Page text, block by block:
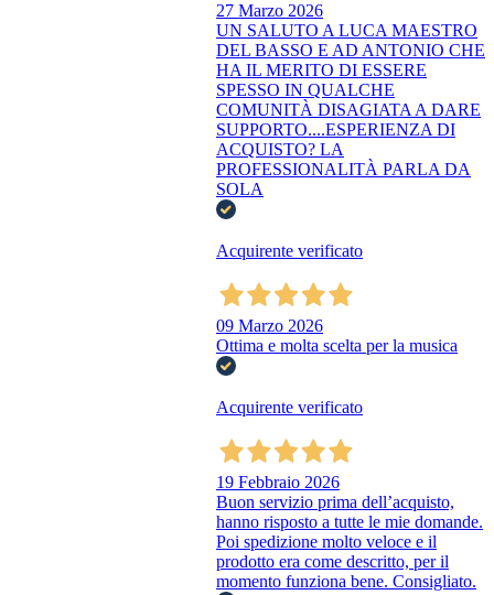
27 Marzo 2026
UN SALUTO A LUCA MAESTRO
DEL BASSO E AD ANTONIO CHE
HA IL MERITO DI ESSERE
SPESSO IN QUALCHE
COMUNITÀ DISAGIATA A DARE
SUPPORTO....ESPERIENZA DI
ACQUISTO? LA
PROFESSIONALITÀ PARLA DA
SOLA
Acquirente verificato
09 Marzo 2026
Ottima e molta scelta per la musica
Acquirente verificato
19 Febbraio 2026
Buon servizio prima dell’acquisto,
hanno risposto a tutte le mie domande.
Poi spedizione molto veloce e il
prodotto era come descritto, per il
momento funziona bene. Consigliato.